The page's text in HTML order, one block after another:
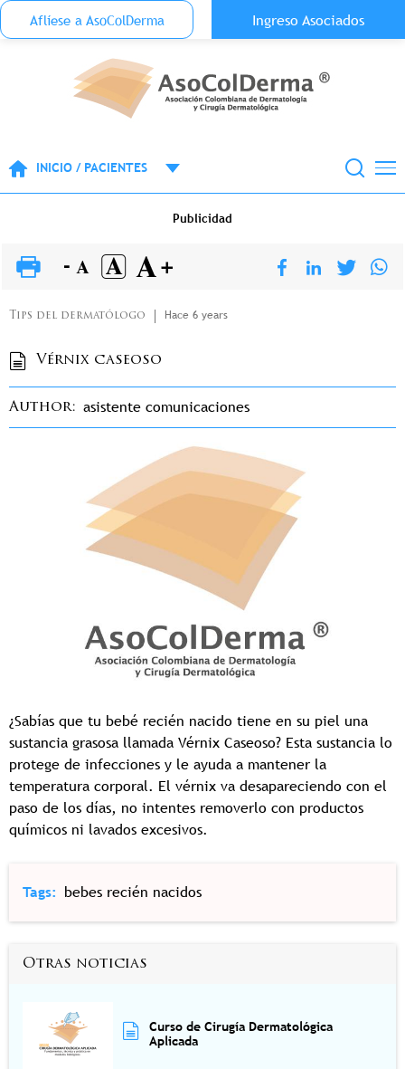
Pasar al contenido principal
Menu Top Anónimo
Aflíese a AsoColDerma Ingreso Asociados
INICIO / PACIENTES
Publicidad
Tips del dermatólogo Hace 6 years
Vérnix caseoso
Author asistente comunicaciones
¿Sabías que tu bebé recién nacido tiene en su piel una
sustancia grasosa llamada Vérnix Caseoso? Esta sustancia lo
protege de infecciones y le ayuda a mantener la
temperatura corporal. El vérnix va desapareciendo con el
paso de los días, no intentes removerlo con productos
químicos ni lavados excesivos.
Tags bebes recién nacidos
Otras noticias
Curso de Cirugía Dermatológica
Aplicada